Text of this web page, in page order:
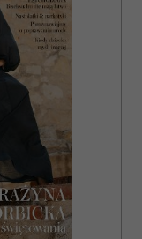
z innymi danymi
podczas